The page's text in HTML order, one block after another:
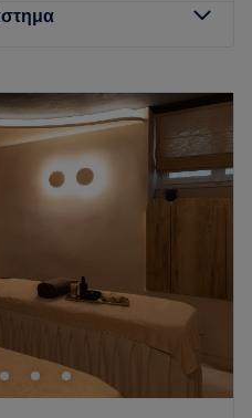
09:00–21:00
09:00– 21:00
09:00
21:00
09:00
21:00
09:00
19:00
ένας χώρος ομορφιάς και
Η διακόσμηση, οι
έμπειρο προσωπικό
θα σε κάνει να θέλεις να
στα χέρια τους.